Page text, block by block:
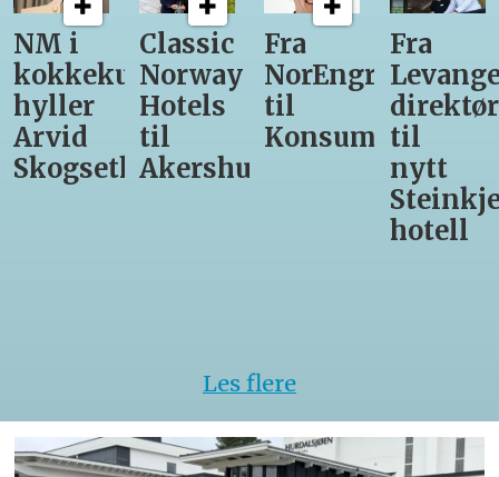
NM i
kokkekunst
hyller
Arvid
Skogseth
Classic
Norway
Hotels
til
Akershus
Fra
NorEngros
til
Konsumgruppen
Fra
direktør
til
nytt
hotell
Les flere